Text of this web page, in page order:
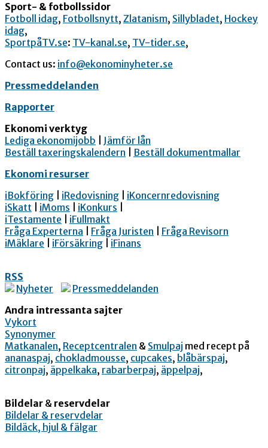
Sport- & fotbollssidor
Fotboll idag, Fotbollsnytt, Zlatanism, Sillybladet, Hockey
idag,
SportpåTV.se: TV-kanal.se, TV-tider.se,
Contact us: info@ekonominyheter.se
Pressmeddelanden
Rapporter
Ekonomi verktyg
Lediga ekonomijobb
Jämför lån
Beställ taxeringskalendern
Beställ dokumentmallar
Ekonomi resurser
iBokföring
iRedovisning
iKoncernredovisning
iSkatt
iMoms iKonkurs
iTestamente
iFullmakt
Fråga Experterna
Fråga Juristen
Fråga Revisorn
iMäklare
iFörsäkring iFinans
RSS
Nyheter
Pressmeddelanden
Andra intressanta sajter
Vykort
Synonymer
Matkanalen, Receptcentralen & Smulpaj med recept på
ananaspaj, chokladmousse, cupcakes, blåbärspaj,
citronpaj, äppelkaka, rabarberpaj, äppelpaj,
Bildelar & reservdelar
Bildelar & reservdelar
Bildäck, hjul & fälgar